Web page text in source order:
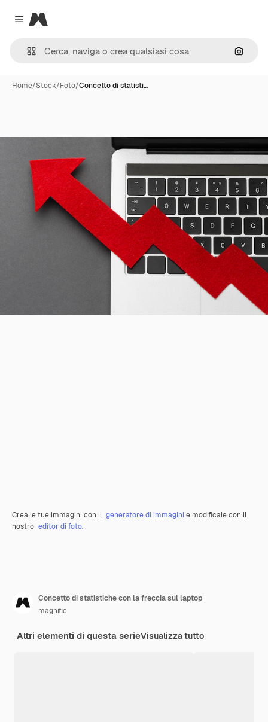
Close menu
Magnific
Cerca
Home/Stock/Foto/Concetto di statisti…
Crea le tue immagini con il generatore di immagini e modificale con il
nostro editor di foto.
Concetto di statistiche con la freccia sul laptop
magnific
Altri elementi di questa serieVisualizza tutto